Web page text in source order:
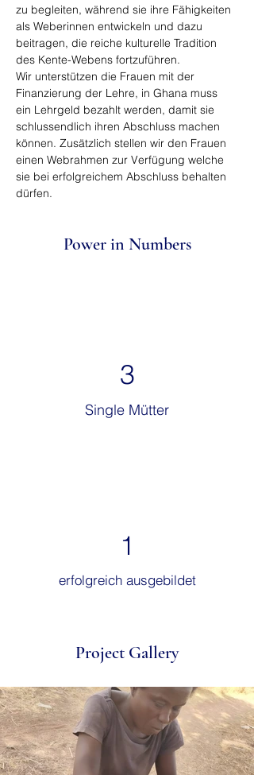
zu begleiten, während sie ihre Fähigkeiten
als Weberinnen entwickeln und dazu
beitragen, die reiche kulturelle Tradition
des Kente-Webens fortzuführen.
Wir unterstützen die Frauen mit der
Finanzierung der Lehre, in Ghana muss
ein Lehrgeld bezahlt werden, damit sie
schlussendlich ihren Abschluss machen
können. Zusätzlich stellen wir den Frauen
einen Webrahmen zur Verfügung welche
sie bei erfolgreichem Abschluss behalten
dürfen.
Power in Numbers
3
Single Mütter
1
erfolgreich ausgebildet
Project Gallery